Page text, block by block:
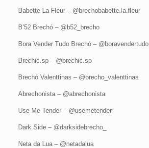
Babette La Fleur – @brechobabette.la.fleur
B’52 Brechó – @b52_brecho
Bora Vender Tudo Brechó – @boravendertudo
Brechic.sp – @brechic.sp
Brechó Valenttinas – @brecho_valenttinas
Abrechonista – @abrechonista
Use Me Tender – @usemetender
Dark Side – @darksidebrecho_
Neta da Lua – @netadalua